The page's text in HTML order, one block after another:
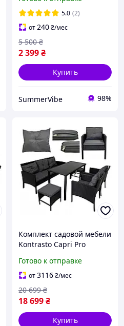
столом и двумя стульями
на дачу для 5.0 (2)
от240₴/мес
2 399₴
5 500 ₴
Купить
SummerVibe 98%
Комплект садовой мебели
Kontrasto Capri Pro
на 7 мест обеденный
гарнитур для террасы и
сада
Готово к отправке
от3116₴/мес
18 699₴
20 699 ₴
Купить